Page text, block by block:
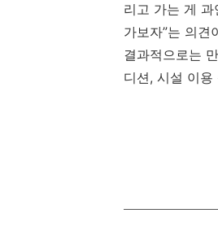
리고 가는 게
가보자”는 의견
결과적으로는
디션, 시설 이